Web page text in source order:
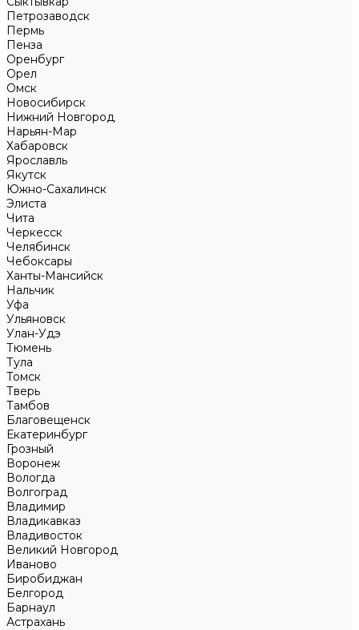
Петрозаводск
Пермь
Пенза
Оренбург
Орел
Омск
Новосибирск
Нижний Новгород
Нарьян-Мар
Хабаровск
Ярославль
Якутск
Южно-Сахалинск
Элиста
Чита
Черкесск
Челябинск
Чебоксары
Ханты-Мансийск
Нальчик
Уфа
Ульяновск
Улан-Удэ
Тюмень
Тула
Томск
Тверь
Тамбов
Благовещенск
Екатеринбург
Грозный
Воронеж
Вологда
Волгоград
Владимир
Владикавказ
Владивосток
Великий Новгород
Иваново
Биробиджан
Белгород
Барнаул
Астрахань